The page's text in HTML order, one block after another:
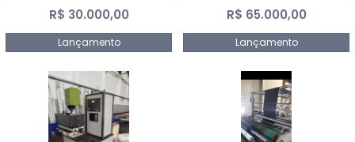
R$ 30.000,00
Lançamento
R$ 65.000,00
Lançamento